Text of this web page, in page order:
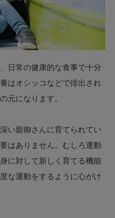
日常の健康的な食事で十分
はオシッコなどで排出され
元になります。
い親御さんに育てられてい
はありません。むしろ運動
に対して新しく育てる機能
な運動をするように心がけ